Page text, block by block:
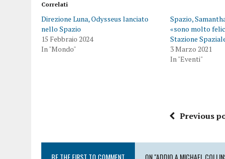
Correlati
Direzione Luna, Odysseus lanciato
nello Spazio
15 Febbraio 2024
In "Mondo"
Spazio,
«sono molto
Stazione
3 Marzo 2021
In "Eventi"
Previous
BE THE FIRST TO COMMENT ON "ADDIO A MICHAEL